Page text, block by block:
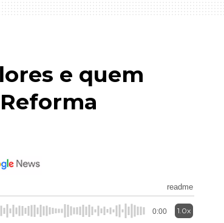
e quem
readme
0:00 1.0x